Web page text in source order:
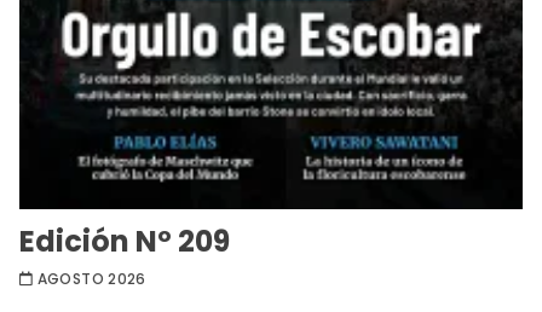
Edición Nº 209
AGOSTO 2026